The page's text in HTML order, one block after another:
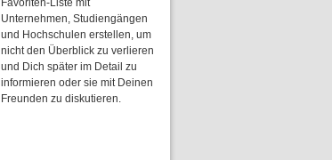
Favoriten-Liste mit
Unternehmen, Studiengängen
und Hochschulen erstellen, um
nicht den Überblick zu verlieren
und Dich später im Detail zu
informieren oder sie mit Deinen
Freunden zu diskutieren.